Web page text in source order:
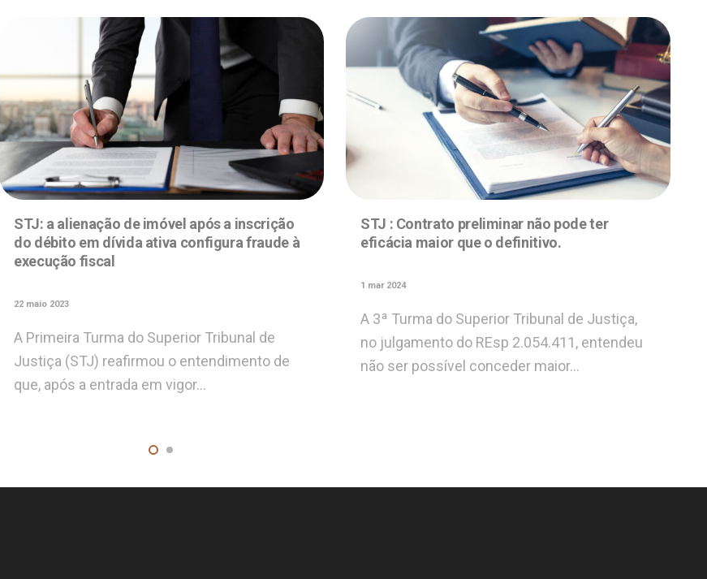
STJ: a alienação de imóvel após a inscrição
do débito em dívida ativa configura fraude à
execução fiscal
22 maio 2023
A Primeira Turma do Superior Tribunal de
Justiça (STJ) reafirmou o entendimento de
que, após a entrada em vigor…
STJ : Contrato preliminar não pode ter
eficácia maior que o definitivo.
1 mar 2024
A 3ª Turma do Superior Tribunal de Justiça,
no julgamento do REsp 2.054.411, entendeu
não ser possível conceder maior…